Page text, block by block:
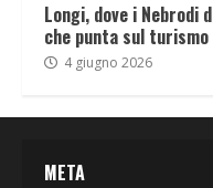
Longi, dove i Nebrodi
che punta sul
4 giugno 2026
META